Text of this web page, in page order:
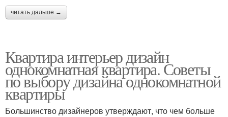
читать дальше →
Квартира интерьер дизайн
однокомнатная квартира. Советы
по выбору дизайна однокомнатной
квартиры
Большинство дизайнеров утверждают, что чем больше